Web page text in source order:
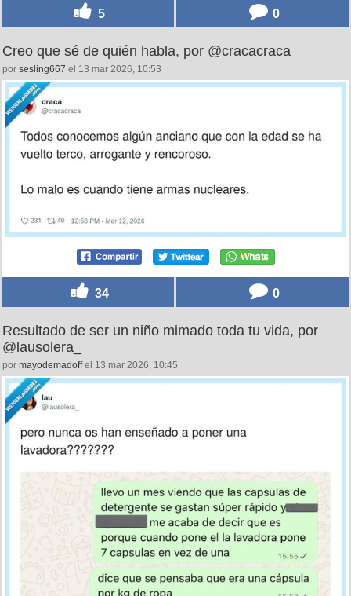
5 0
Creo que sé de quién habla, por @cracacraca
por sesling667 el 13 mar 2026, 10:53
34 0
Resultado de ser un niño mimado toda tu vida, por
@lausolera_
por mayodemadoffel 13 mar 2026, 10:45